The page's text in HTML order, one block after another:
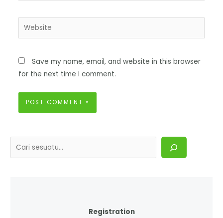
Save my name, email, and website in this browser
for the next time I comment.
Registration